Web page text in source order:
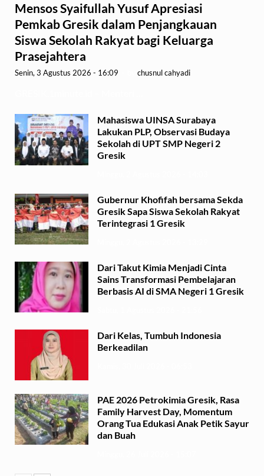
Mensos Syaifullah Yusuf Apresiasi
Pemkab Gresik dalam Penjangkauan
Siswa Sekolah Rakyat bagi Keluarga
Prasejahtera
Senin, 3 Agustus 2026 - 16:09 chusnul cahyadi
Mahasiswa UINSA Surabaya
Lakukan PLP, Observasi Budaya
Sekolah di UPT SMP Negeri 2
Gresik
Gubernur Khofifah bersama Sekda
Gresik Sapa Siswa Sekolah Rakyat
Terintegrasi 1 Gresik
Dari Takut Kimia Menjadi Cinta
Sains Transformasi Pembelajaran
Berbasis AI di SMA Negeri 1 Gresik
Dari Kelas, Tumbuh Indonesia
Berkeadilan
PAE 2026 Petrokimia Gresik, Rasa
Family Harvest Day, Momentum
Orang Tua Edukasi Anak Petik Sayur
dan Buah